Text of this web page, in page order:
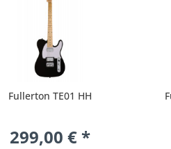
Fullerton TE01 HH
299,00 € *